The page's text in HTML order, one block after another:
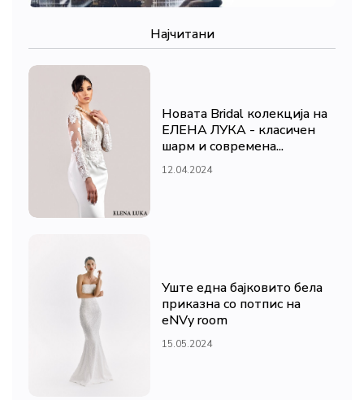
Најчитани
Новата Bridal колекција на
ЕЛЕНА ЛУКА - класичен
шарм и современа...
12.04.2024
Уште една бајковито бела
приказна со потпис на
eNVy room
15.05.2024